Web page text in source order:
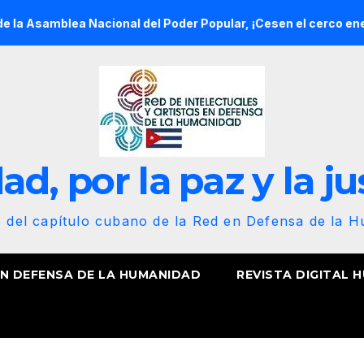
Nacional del Poder Popular, ¡Cesen el cerco energético y el
por la paz y la
del capítulo cubano de la Red en Defensa de la
DEFENSA DE LA HUMANIDAD REVISTA DIGITAL